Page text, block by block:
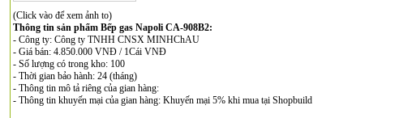
(Click vào để xem ảnh to)
Thông tin sản phẩm Bếp gas Napoli CA-908B2:
- Công ty: Công ty TNHH CNSX MINHChAU
- Giá bán: 4.850.000 VNĐ / 1Cái VNĐ
- Số lượng có trong kho: 100
- Thời gian bảo hành: 24 (tháng)
- Thông tin mô tả riêng của gian hàng:
- Thông tin khuyến mại của gian hàng: Khuyến mại 5% khi mua tại Shopbuild